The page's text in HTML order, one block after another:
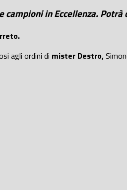
campioni in Eccellenza.
agli ordini di mister Destro,